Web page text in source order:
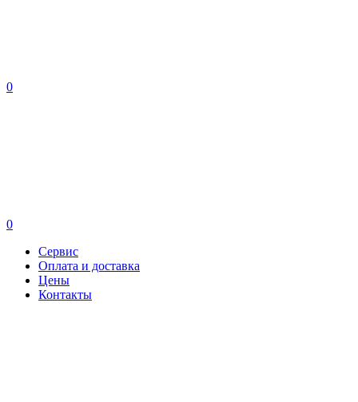
0
0
Сервис
Оплата и доставка
Цены
Контакты